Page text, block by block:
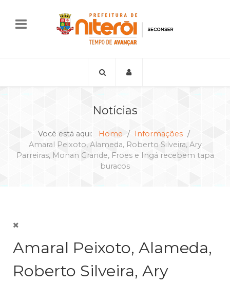
Notícias
Você está aqui: Home
Informações
Amaral Peixoto, Alameda, Roberto Silveira, Ary
Parreiras, Monan Grande, Froes e Ingá recebem tapa
buracos
Amaral Peixoto, Alameda,
Roberto Silveira, Ary